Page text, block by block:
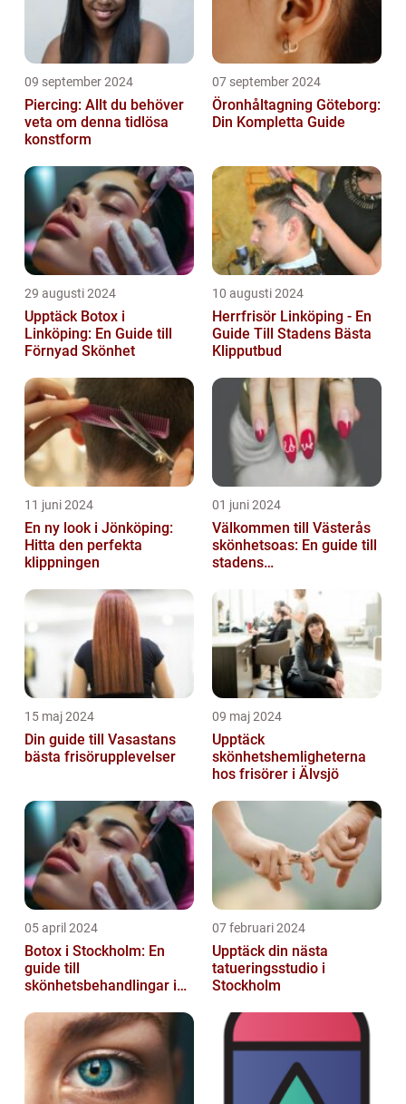
09 september 2024
Piercing: Allt du behöver
veta om denna tidlösa
konstform
07 september 2024
Öronhåltagning Göteborg:
Din Kompletta Guide
29 augusti 2024
Upptäck Botox i
Linköping: En Guide till
Förnyad Skönhet
10 augusti 2024
Herrfrisör Linköping - En
Guide Till Stadens Bästa
Klipputbud
11 juni 2024
En ny look i Jönköping:
Hitta den perfekta
klippningen
01 juni 2024
Välkommen till Västerås
skönhetsoas: En guide till
stadens
15 maj 2024
Din guide till Vasastans
bästa frisörupplevelser
09 maj 2024
Upptäck
skönhetshemligheterna
hos frisörer i Älvsjö
05 april 2024
Botox i Stockholm: En
guide till
skönhetsbehandlingar i
07 februari 2024
Upptäck din nästa
tatueringsstudio i
Stockholm